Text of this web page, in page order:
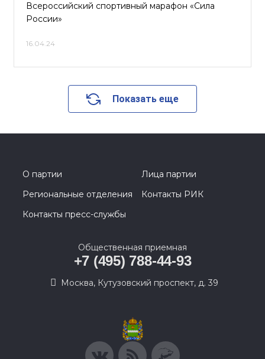
Всероссийский спортивный марафон «Сила
России»
16.04.24
Показать еще
О партии
Лица партии
Региональные отделения
Контакты РИК
Контакты пресс-службы
Общественная приемная
+7 (495) 788-44-93
Москва, Кутузовский проспект, д. 39